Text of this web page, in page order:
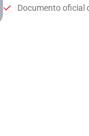
Documento oficial